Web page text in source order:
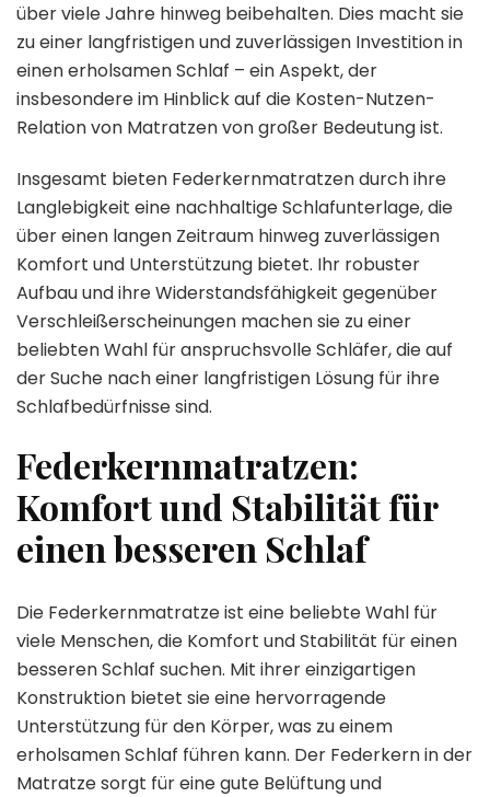
über viele Jahre hinweg beibehalten. Dies macht sie
zu einer langfristigen und zuverlässigen Investition in
einen erholsamen Schlaf – ein Aspekt, der
insbesondere im Hinblick auf die Kosten-Nutzen-
Relation von Matratzen von großer Bedeutung ist.
Insgesamt bieten Federkernmatratzen durch ihre
Langlebigkeit eine nachhaltige Schlafunterlage, die
über einen langen Zeitraum hinweg zuverlässigen
Komfort und Unterstützung bietet. Ihr robuster
Aufbau und ihre Widerstandsfähigkeit gegenüber
Verschleißerscheinungen machen sie zu einer
beliebten Wahl für anspruchsvolle Schläfer, die auf
der Suche nach einer langfristigen Lösung für ihre
Schlafbedürfnisse sind.
Federkernmatratzen:
Komfort und Stabilität für
einen besseren Schlaf
Die Federkernmatratze ist eine beliebte Wahl für
viele Menschen, die Komfort und Stabilität für einen
besseren Schlaf suchen. Mit ihrer einzigartigen
Konstruktion bietet sie eine hervorragende
Unterstützung für den Körper, was zu einem
erholsamen Schlaf führen kann. Der Federkern in der
Matratze sorgt für eine gute Belüftung und